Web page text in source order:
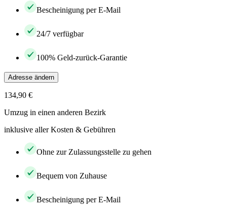
Bescheinigung per E-Mail
24/7 verfügbar
100% Geld-zurück-Garantie
Adresse ändern
134,90 €
Umzug in einen anderen Bezirk
inklusive aller Kosten & Gebühren
Ohne zur Zulassungsstelle zu gehen
Bequem von Zuhause
Bescheinigung per E-Mail